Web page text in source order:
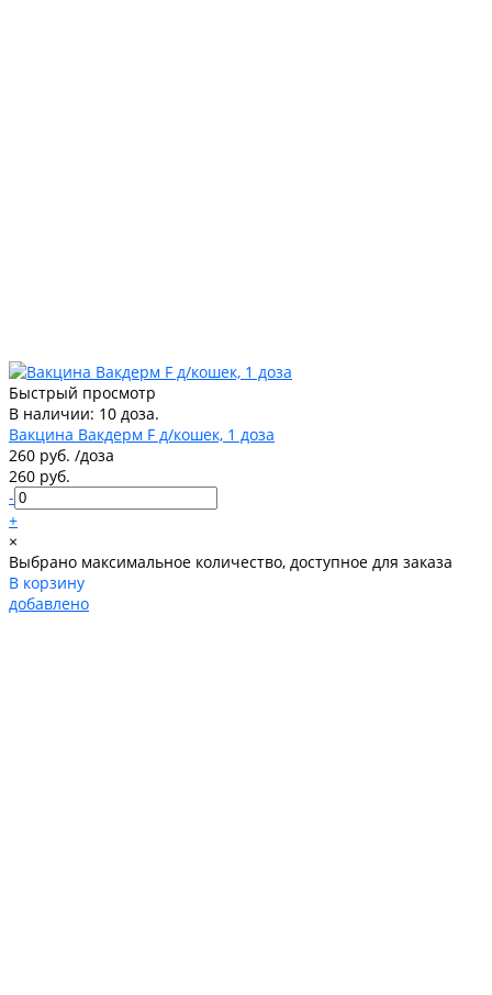
Быстрый просмотр
В наличии: 10 доза.
Вакцина Вакдерм F д/кошек, 1 доза
260 руб. /доза
260 руб.
-
+
×
Выбрано максимальное количество, доступное для заказа
В корзину
добавлено